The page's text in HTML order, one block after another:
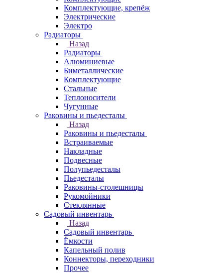
Комплектующие, крепёж
Электрические
Электро
Радиаторы
Назад
Радиаторы
Алюминиевые
Биметаллические
Комплектующие
Стальные
Теплоносители
Чугунные
Раковины и пьедесталы
Назад
Раковины и пьедесталы
Встраиваемые
Накладные
Подвесные
Полупьедесталы
Пьедесталы
Раковины-столешницы
Рукомойники
Стеклянные
Садовый инвентарь
Назад
Садовый инвентарь
Ёмкости
Капельный полив
Коннекторы, переходники
Прочее